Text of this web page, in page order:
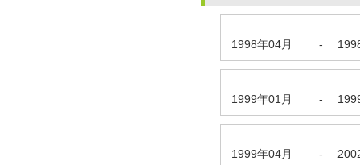
1998年04月 -
1999年01月 -
1999年04月 -